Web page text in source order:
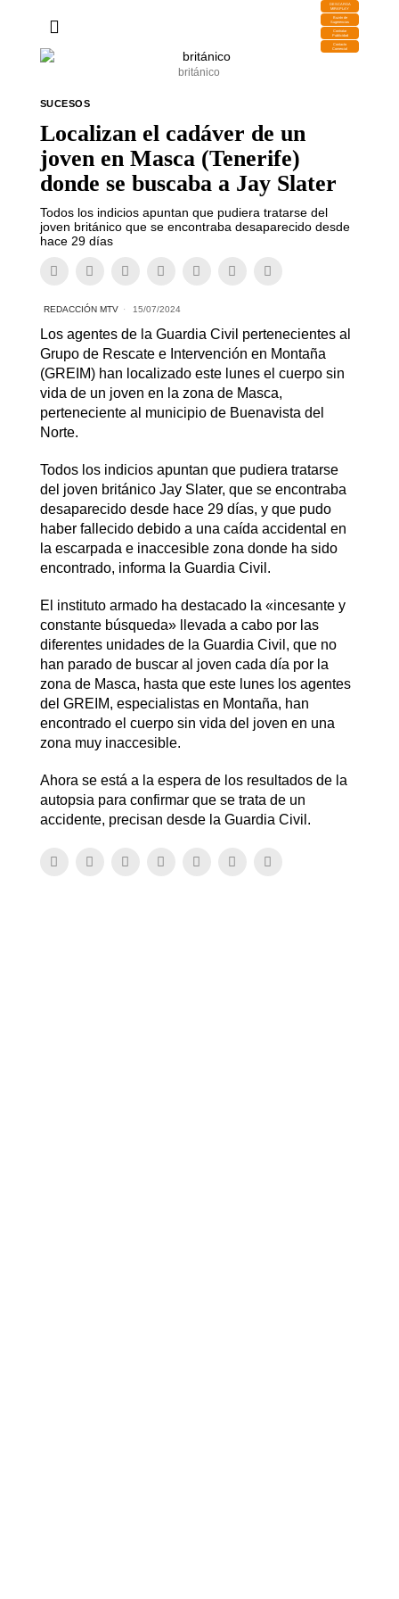
DESCARGA
MIRAPLAY
Buzón de
Sugerencias
Contratar
Publicidad
Contacto
Comercial
británico
SUCESOS
Localizan el cadáver de un
joven en Masca (Tenerife)
donde se buscaba a Jay Slater
Todos los indicios apuntan que pudiera tratarse del
joven británico que se encontraba desaparecido desde
hace 29 días
REDACCIÓN MTV 15/07/2024
Los agentes de la Guardia Civil pertenecientes al
Grupo de Rescate e Intervención en Montaña
(GREIM) han localizado este lunes el cuerpo sin
vida de un joven en la zona de Masca,
perteneciente al municipio de Buenavista del
Norte.
Todos los indicios apuntan que pudiera tratarse
del joven británico Jay Slater, que se encontraba
desaparecido desde hace 29 días, y que pudo
haber fallecido debido a una caída accidental en
la escarpada e inaccesible zona donde ha sido
encontrado, informa la Guardia Civil.
El instituto armado ha destacado la «incesante y
constante búsqueda» llevada a cabo por las
diferentes unidades de la Guardia Civil, que no
han parado de buscar al joven cada día por la
zona de Masca, hasta que este lunes los agentes
del GREIM, especialistas en Montaña, han
encontrado el cuerpo sin vida del joven en una
zona muy inaccesible.
Ahora se está a la espera de los resultados de la
autopsia para confirmar que se trata de un
accidente, precisan desde la Guardia Civil.